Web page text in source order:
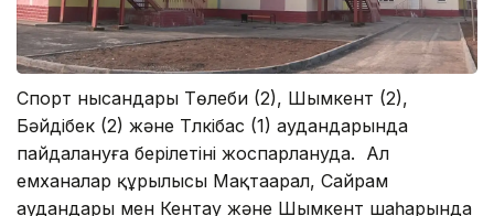
Спорт нысандары Төлеби (2), Шымкент (2),
Бәйдібек (2) және Түлкібас (1) аудандарында
пайдалануға берілетіні жоспарлануда. Ал
емханалар құрылысы Мақтаарал, Сайрам
аудандары мен Кентау және Шымкент шаһарында